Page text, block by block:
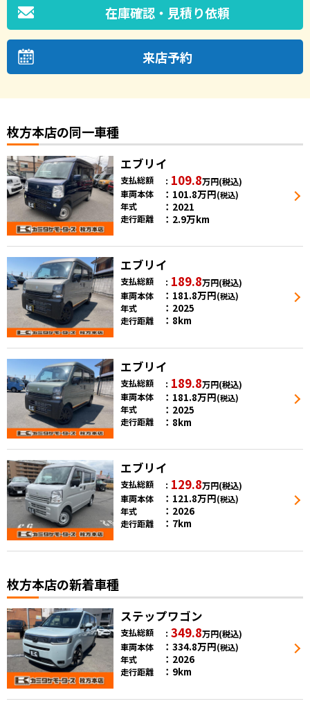
在庫確認・見積り依頼
来店予約
枚方本店の同一車種
エブリイ
支払総額 109.8万円(税込)
車両本体
101.8万円(税込)
年式 2021
走行距離 2.9万km
エブリイ
支払総額 189.8万円(税込)
車両本体
181.8万円(税込)
年式 2025
走行距離 8km
エブリイ
支払総額 189.8万円(税込)
車両本体
181.8万円(税込)
年式 2025
走行距離 8km
エブリイ
支払総額 129.8万円(税込)
車両本体
121.8万円(税込)
年式 2026
走行距離 7km
枚方本店の新着車種
ステップワゴン
支払総額 349.8万円(税込)
車両本体
334.8万円(税込)
年式 2026
走行距離 9km